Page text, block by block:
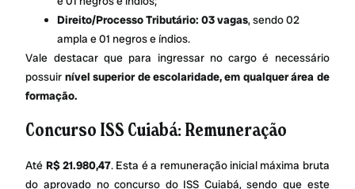
Direito/Processo Tributário: 03 vagas, sendo 02
ampla e 01 negros e índios.
Vale destacar que para ingressar no cargo é necessário
possuir nível superior de escolaridade, em qualquer área de
formação.
Concurso ISS Cuiabá: Remuneração
Até R$ 21.980,47. Esta é a remuneração inicial máxima bruta
do aprovado no concurso do ISS Cuiabá, sendo que este